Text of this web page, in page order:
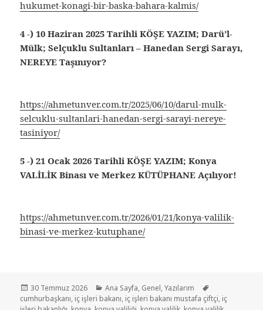
hukumet-konagi-bir-baska-bahara-kalmis/
4 -) 10 Haziran 2025 Tarihli KÖŞE YAZIM; Darü’l-
Mülk; Selçuklu Sultanları – Hanedan Sergi Sarayı,
NEREYE Taşınıyor?
https://ahmetunver.com.tr/2025/06/10/darul-mulk-
selcuklu-sultanlari-hanedan-sergi-sarayi-nereye-
tasiniyor/
5 -) 21 Ocak 2026 Tarihli KÖŞE YAZIM; Konya
VALİLİK Binası ve Merkez KÜTÜPHANE Açılıyor!
https://ahmetunver.com.tr/2026/01/21/konya-valilik-
binasi-ve-merkez-kutuphane/
30 Temmuz 2026 Ana Sayfa, Genel,Yazılarım
cumhurbaşkanı, iç işleri bakanı, iç işleri bakanı mustafa çiftçi, iç